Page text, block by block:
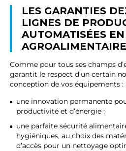
LES GARANTIES
LIGNES DE
AUTOMATISÉES
AGROALIMENTAIRE
Comme pour tous ses champs
garantit le respect d’un certain
conception de vos équipements :
une innovation permanente
productivité et d’énergie ;
une parfaite sécurité
hygiéniques, au choix des
d’accès pour un nettoyage